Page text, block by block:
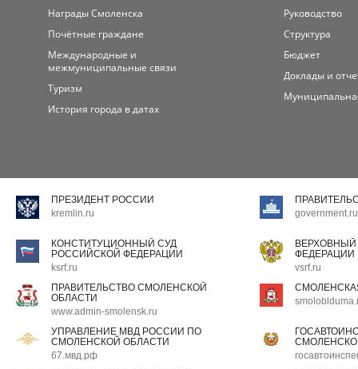
Награды Смоленска
Почётные граждане
Международные и
межмуниципальные связи
Туризм
История города в датах
Руководство
Структура
Бюджет
Доклады и
ПРЕЗИДЕНТ РОССИИ
kremlin.ru
government.ru
КОНСТИТУЦИОННЫЙ СУД
РОССИЙСКОЙ ФЕДЕРАЦИИ
ksrf.ru
ФЕДЕРАЦИИ
vsrf.ru
ПРАВИТЕЛЬСТВО СМОЛЕНСКОЙ
ОБЛАСТИ
www.admin-smolensk.ru
УПРАВЛЕНИЕ МВД РОССИИ ПО
СМОЛЕНСКОЙ ОБЛАСТИ
67.мвд.рф